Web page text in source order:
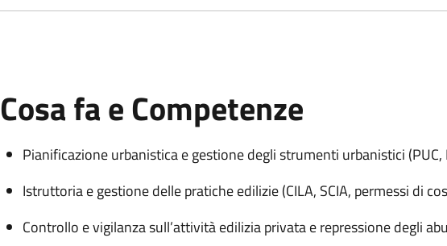
Cosa fa e Competenze
Pianificazione urbanistica e gestione degli strumenti urbanistici (PUC,
Istruttoria e gestione delle pratiche edilizie (CILA, SCIA, permessi di
Controllo e vigilanza sull’attività edilizia privata e repressione degli